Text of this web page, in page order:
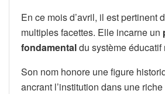
En ce mois d’avril, il est pertinent
multiples facettes. Elle incarne un
fondamentaldu système éducatif
Son nom honore une figure
ancrant l’institution dans une